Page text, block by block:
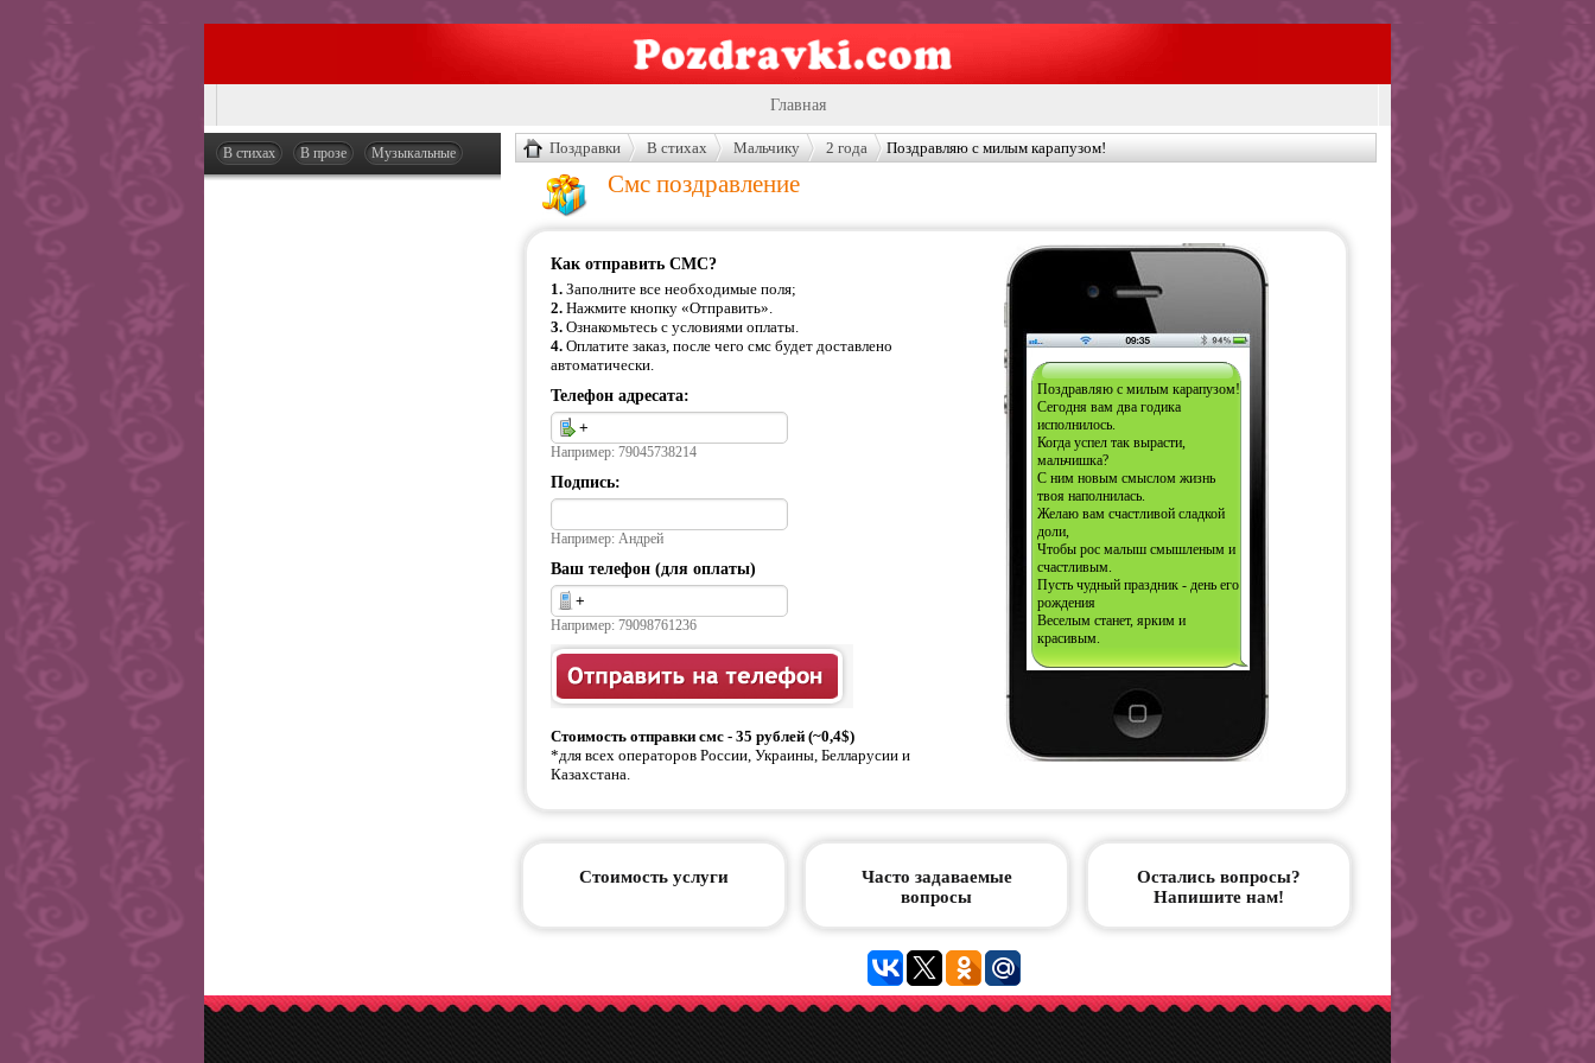
Главная
Открытки
Сценарии
Стенгазеты
Что подарить?
Контакты
В стихах В прозе Музыкальные Поздравки В стихах Мальчику 2 года Поздравляю с милым карапузом!
Смс поздравление
Как отправить СМС?
1. Заполните все необходимые поля;
2. Нажмите кнопку «Отправить».
3. Ознакомьтесь с условиями оплаты.
4. Оплатите заказ, после чего смс будет доставлено
автоматически.
Телефон адресата:
Например: 79045738214
Подпись:
Например: Андрей
Ваш телефон (для оплаты)
Например: 79098761236
Стоимость отправки смс - 35 рублей (~0,4$)
*для всех операторов России, Украины, Белларусии и
Казахстана.
Поздравляю с милым карапузом!
Сегодня вам два годика
исполнилось.
Когда успел так вырасти,
мальчишка?
С ним новым смыслом жизнь
твоя наполнилась.
Желаю вам счастливой сладкой
доли,
Чтобы рос малыш смышленым и
счастливым.
Пусть чудный праздник - день его
рождения
Веселым станет, ярким и
красивым.
Стоимость услуги
Часто задаваемые
вопросы
Остались вопросы?
Напишите нам!